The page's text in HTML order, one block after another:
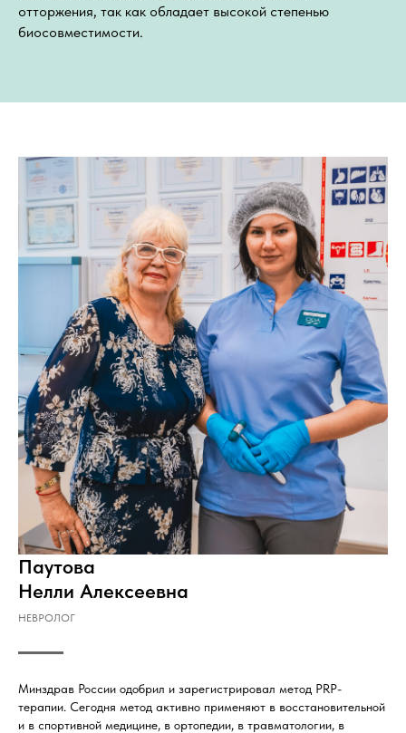
отторжения, так как обладает высокой степенью
биосовместимости.
Паутова
Нелли Алексеевна
НЕВРОЛОГ
Минздрав России одобрил и зарегистрировал метод PRP-
терапии. Сегодня метод активно применяют в восстановительной
и в спортивной медицине, в ортопедии, в травматологии, в